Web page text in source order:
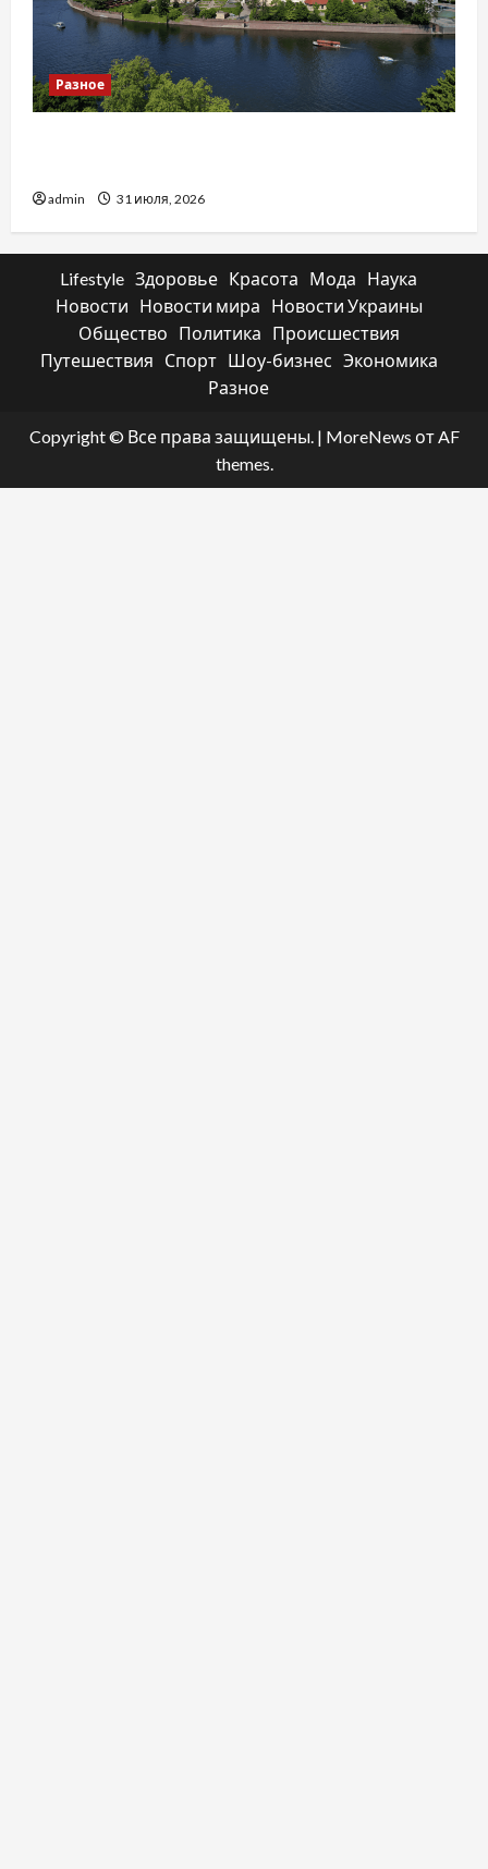
Разное
admin 31 июля, 2026
Lifestyle Здоровье Красота Мода
Наука
Новости
Новости мира
Новости Украины
Общество
Политика
Происшествия
Путешествия
Спорт Шоу-бизнес Экономика
Разное
Copyright © Все права защищены. | MoreNews от AF
themes.